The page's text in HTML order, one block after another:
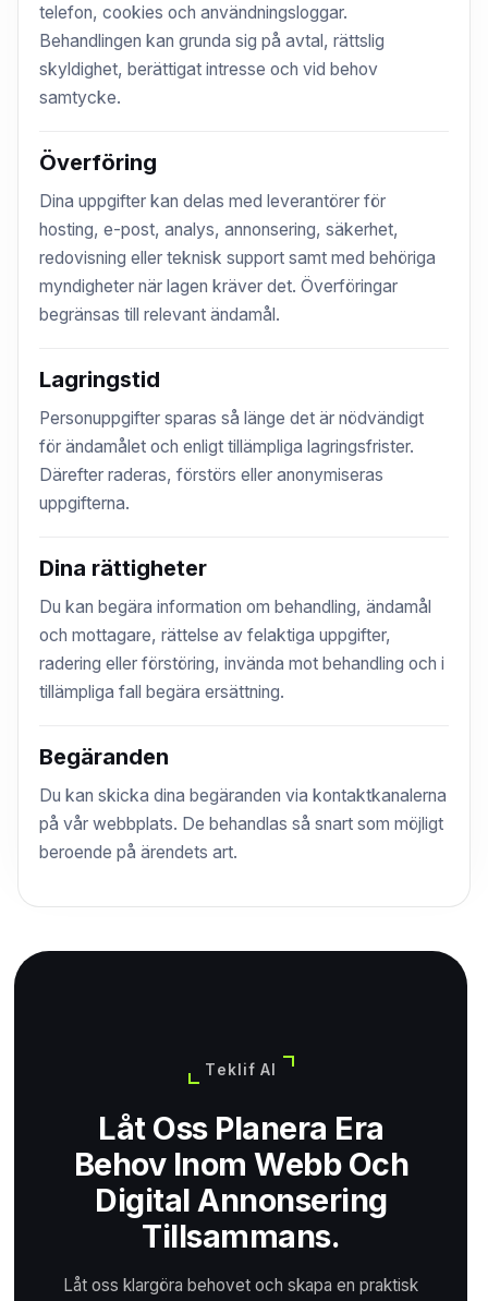
telefon, cookies och användningsloggar.
Behandlingen kan grunda sig på avtal, rättslig
skyldighet, berättigat intresse och vid behov
samtycke.
Överföring
Dina uppgifter kan delas med leverantörer för
hosting, e-post, analys, annonsering, säkerhet,
redovisning eller teknisk support samt med behöriga
myndigheter när lagen kräver det. Överföringar
begränsas till relevant ändamål.
Lagringstid
Personuppgifter sparas så länge det är nödvändigt
för ändamålet och enligt tillämpliga lagringsfrister.
Därefter raderas, förstörs eller anonymiseras
uppgifterna.
Dina rättigheter
Du kan begära information om behandling, ändamål
och mottagare, rättelse av felaktiga uppgifter,
radering eller förstöring, invända mot behandling och i
tillämpliga fall begära ersättning.
Begäranden
Du kan skicka dina begäranden via kontaktkanalerna
på vår webbplats. De behandlas så snart som möjligt
beroende på ärendets art.
Teklif Al
Låt Oss Planera Era
Behov Inom Webb Och
Digital Annonsering
Tillsammans.
Låt oss klargöra behovet och skapa en praktisk